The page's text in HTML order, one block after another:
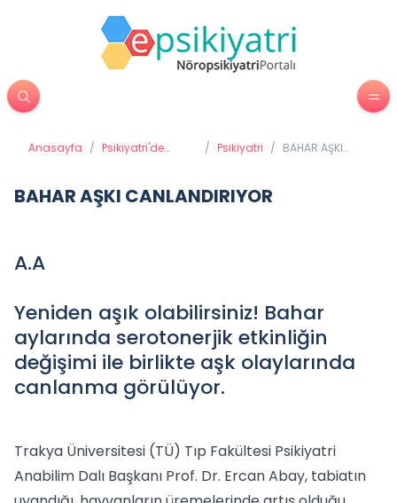
Anasayfa / Psikiyatri'de
/ Psikiyatri / BAHAR AŞKI
BAHAR AŞKI CANLANDIRIYOR
A.A
Yeniden aşık olabilirsiniz! Bahar
aylarında serotonerjik etkinliğin
değişimi ile birlikte aşk olaylarında
canlanma görülüyor.
Trakya Üniversitesi (TÜ) Tıp Fakültesi Psikiyatri
Anabilim Dalı Başkanı Prof. Dr. Ercan Abay, tabiatın